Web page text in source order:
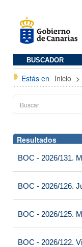
BUSCADOR
Estás en Inicio >
Resultados
BOC - 2026/131.
BOC - 2026/126.
BOC - 2026/125.
BOC - 2026/122.